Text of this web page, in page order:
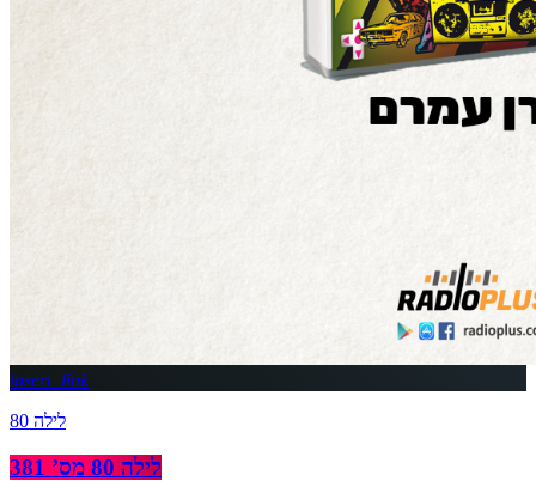
insert_link
לילה 80
לילה 80 מס’ 381